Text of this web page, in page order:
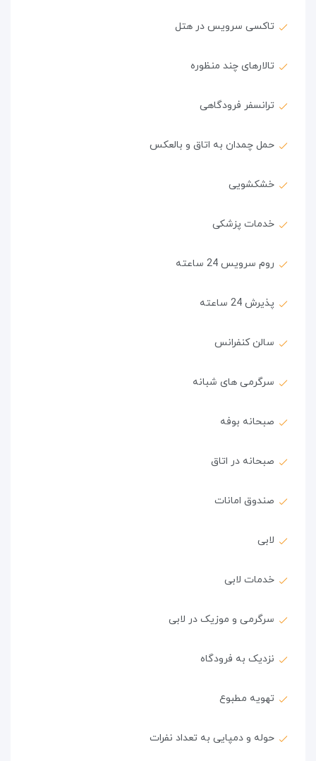
تاکسی سرویس در هتل
تالارهای چند منظوره
ترانسفر فرودگاهی
حمل چمدان به اتاق و بالعکس
خشکشویی
خدمات پزشکی
روم سرویس 24 ساعته
پذیرش 24 ساعته
سالن کنفرانس
سرگرمی های شبانه
صبحانه بوفه
صبحانه در اتاق
صندوق امانات
لابی
خدمات لابی
سرگرمی و موزیک در لابی
نزدیک به فرودگاه
تهویه مطبوع
حوله و دمپایی به تعداد نفرات